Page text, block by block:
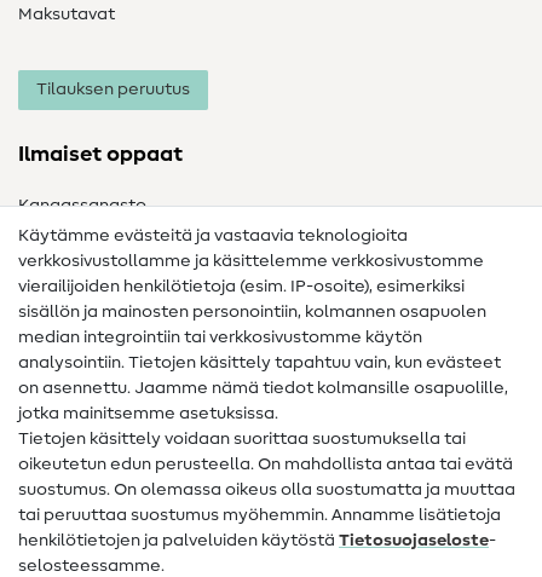
Maksutavat
Tilauksen peruutus
Ilmaiset oppaat
Kangassanasto
Ompelusanasto
Ompeluohjeet
Apua ja yhteystiedot
Yhteystiedot
Tietoa omistajanvaihdoksesta
Peruutusoikeus
Suosittu
Käytämme evästeitä ja vastaavia teknologioita
verkkosivustollamme ja käsittelemme verkkosivustomme
vierailijoiden henkilötietoja (esim. IP-osoite), esimerkiksi
sisällön ja mainosten personointiin, kolmannen osapuolen
median integrointiin tai verkkosivustomme käytön
analysointiin. Tietojen käsittely tapahtuu vain, kun evästeet
on asennettu. Jaamme nämä tiedot kolmansille osapuolille,
jotka mainitsemme asetuksissa.
Tietojen käsittely voidaan suorittaa suostumuksella tai
oikeutetun edun perusteella. On mahdollista antaa tai evätä
suostumus. On olemassa oikeus olla suostumatta ja muuttaa
tai peruuttaa suostumus myöhemmin. Annamme lisätietoja
henkilötietojen ja palveluiden käytöstä Tietosuojaseloste-
selosteessamme.